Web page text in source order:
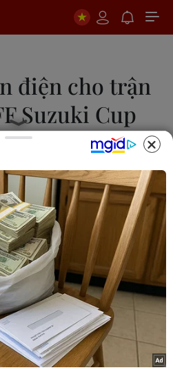
điện cho trận
Suzuki Cup
phố Hà Nội đã yêu
Nam Từ Liêm phối hợp
cung cấp điện an toàn
đấu.